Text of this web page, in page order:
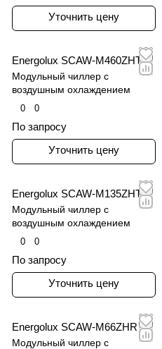
Уточнить цену
Energolux SCAW-M460ZHT
Модульный чиллер с
воздушным охлаждением
0 0
По запросу
Уточнить цену
Energolux SCAW-M135ZHT
Модульный чиллер с
воздушным охлаждением
0 0
По запросу
Уточнить цену
Energolux SCAW-M66ZHR
Модульный чиллер с